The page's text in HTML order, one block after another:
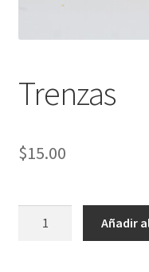
Trenzas
$15.00
Añadir